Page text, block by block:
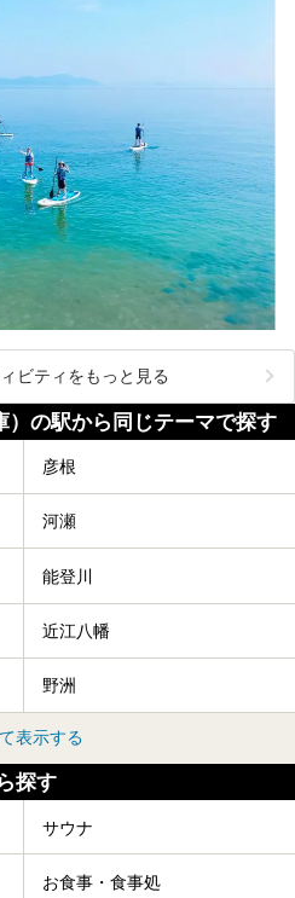
ビティをもっと見る
）の駅から同じテーマで探す
彦根
河瀬
能登川
近江八幡
野洲
表示する
探す
サウナ
お食事・食事処